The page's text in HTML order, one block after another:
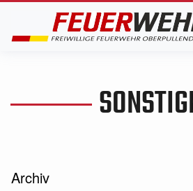
Archiv